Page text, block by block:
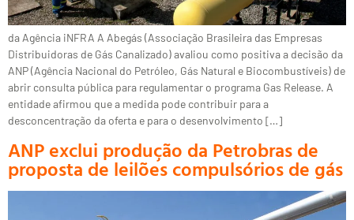
da Agência iNFRA A Abegás (Associação Brasileira das Empresas
Distribuidoras de Gás Canalizado) avaliou como positiva a decisão da
ANP (Agência Nacional do Petróleo, Gás Natural e Biocombustíveis) de
abrir consulta pública para regulamentar o programa Gas Release. A
entidade afirmou que a medida pode contribuir para a
desconcentração da oferta e para o desenvolvimento […]
ANP exclui produção da Petrobras de
proposta de leilões compulsórios de gás